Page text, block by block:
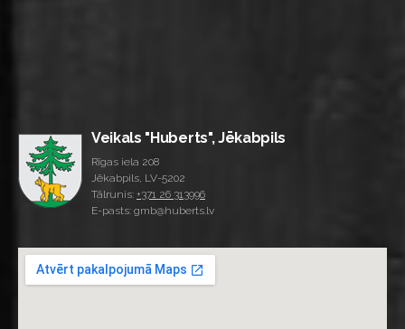
Veikals "Huberts", Jēkabpils
Rīgas iela 208
Jēkabpils, LV-5202
Tālrunis: +371 26 313996
E-pasts: gmb@huberts.lv